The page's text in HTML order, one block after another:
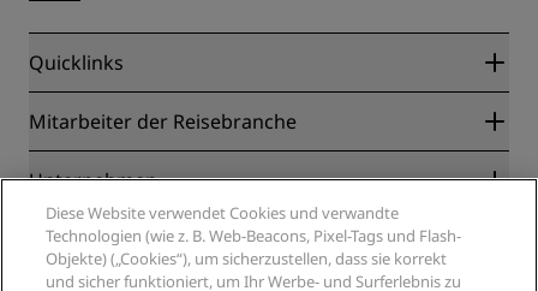
Quicklinks
Radisson Rewards
Blog
Neue und aufstrebende Hotels
Radisson Hotels APP
„Sports Approved“-Hotels
Mitarbeiter der Reisebranche
Partner
Reisebüros
Unternehmen
Radisson Hotel Group
Medien
Rechtliches
Diese Website verwendet Cookies und verwandte
Technologien (wie z. B. Web-Beacons, Pixel-Tags und Flash-
Objekte) („Cookies“), um sicherzustellen, dass sie korrekt
und sicher funktioniert, um Ihr Werbe- und Surferlebnis zu